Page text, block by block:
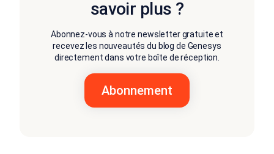
savoir plus ?
Abonnez-vous à notre newsletter gratuite et
recevez les nouveautés du blog de Genesys
directement dans votre boîte de réception.